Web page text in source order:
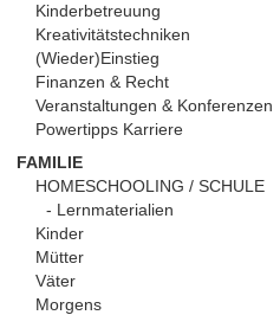
Kinderbetreuung
Kreativitätstechniken
(Wieder)Einstieg
Finanzen & Recht
Veranstaltungen & Konferenzen
Powertipps Karriere
FAMILIE
HOMESCHOOLING / SCHULE
Lernmaterialien
Kinder
Mütter
Väter
Morgens